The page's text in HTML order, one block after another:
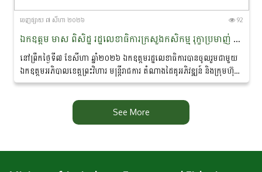
ចេញ​ផ្សាយ​ ៧ សីហា ២០២៦ 92
ឯកឧត្តម មាស ពិសិដ្ឋ រដ្ឋលេខាធិការក្រសួងកសិកម្ម រុក្ខាប្រមាញ់ និងនេសាទ បានចូលរួមជាអធិបតីភាពក្នុងពិធីចុះហត្ថលេខាលក់-ទិញផលិតផលកសិកម្មសរីរាង្គ នៅខេត្តព្រះវិហារ
នៅព្រឹកថ្ងៃទី៧ ខែសីហា ឆ្នាំ២០២៦ ឯកឧត្តមរដ្ឋលេខាធិការបានចូលរួមជាមួយ
ឯកឧត្តមអភិបាលខេត្តព្រះវិហារ មន្ត្រីរាជការ តំណាងដៃគូអភិវឌ្ឍន៍ និងក្រុមហ៊ុន
ឯកជន ព្រមទាំងប្រជាកសិករ...
See More